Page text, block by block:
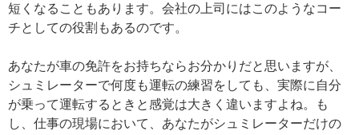
短くなることもあります。会社の上司にはこのようなコー
チとしての役割もあるのです。
あなたが車の免許をお持ちならお分かりだと思いますが、
シュミレーターで何度も運転の練習をしても、実際に自分
が乗って運転するときと感覚は大きく違いますよね。も
し、仕事の現場において、あなたがシュミレーターだけの